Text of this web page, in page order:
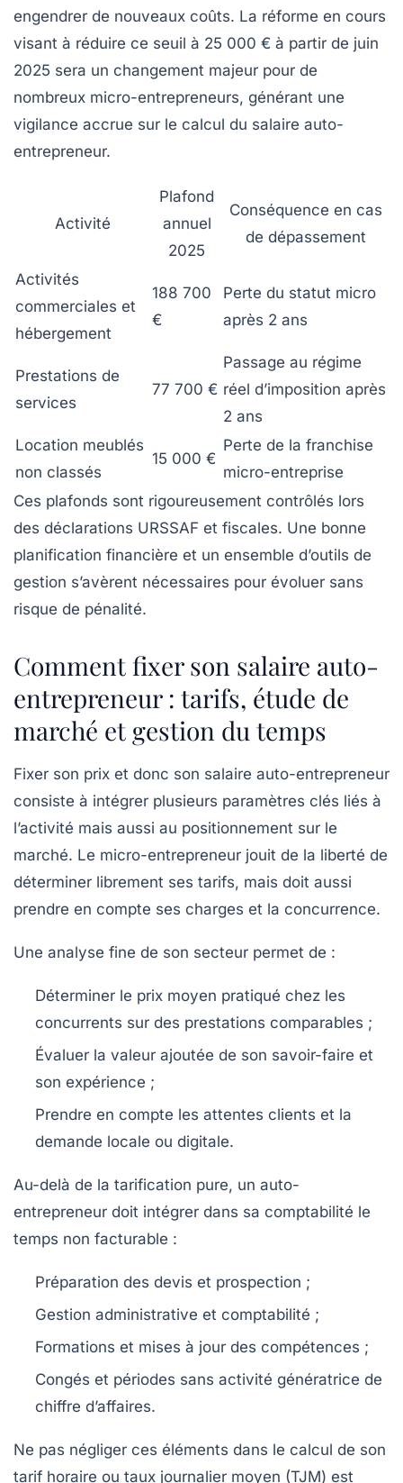
engendrer de nouveaux coûts. La réforme en cours
visant à réduire ce seuil à 25 000 € à partir de juin
2025 sera un changement majeur pour de
nombreux micro-entrepreneurs, générant une
vigilance accrue sur le calcul du salaire auto-
entrepreneur.
Activité
Plafond
annuel
2025
Conséquence en cas
de dépassement
Activités
commerciales et
hébergement
188 700
€
Perte du statut micro
après 2 ans
Prestations de
services
77 700 €
Passage au régime
réel d’imposition après
2 ans
Location meublés
non classés
15 000 €
Perte de la franchise
micro-entreprise
Ces plafonds sont rigoureusement contrôlés lors
des déclarations URSSAF et fiscales. Une bonne
planification financière et un ensemble d’outils de
gestion s’avèrent nécessaires pour évoluer sans
risque de pénalité.
Comment fixer son salaire auto-
entrepreneur : tarifs, étude de
marché et gestion du temps
Fixer son prix et donc son salaire auto-entrepreneur
consiste à intégrer plusieurs paramètres clés liés à
l’activité mais aussi au positionnement sur le
marché. Le micro-entrepreneur jouit de la liberté de
déterminer librement ses tarifs, mais doit aussi
prendre en compte ses charges et la concurrence.
Une analyse fine de son secteur permet de :
Déterminer le prix moyen pratiqué chez les
concurrents sur des prestations comparables ;
Évaluer la valeur ajoutée de son savoir-faire et
son expérience ;
Prendre en compte les attentes clients et la
demande locale ou digitale.
Au-delà de la tarification pure, un auto-
entrepreneur doit intégrer dans sa comptabilité le
temps non facturable :
Préparation des devis et prospection ;
Gestion administrative et comptabilité ;
Formations et mises à jour des compétences ;
Congés et périodes sans activité génératrice de
chiffre d’affaires.
Ne pas négliger ces éléments dans le calcul de son
tarif horaire ou taux journalier moyen (TJM) est